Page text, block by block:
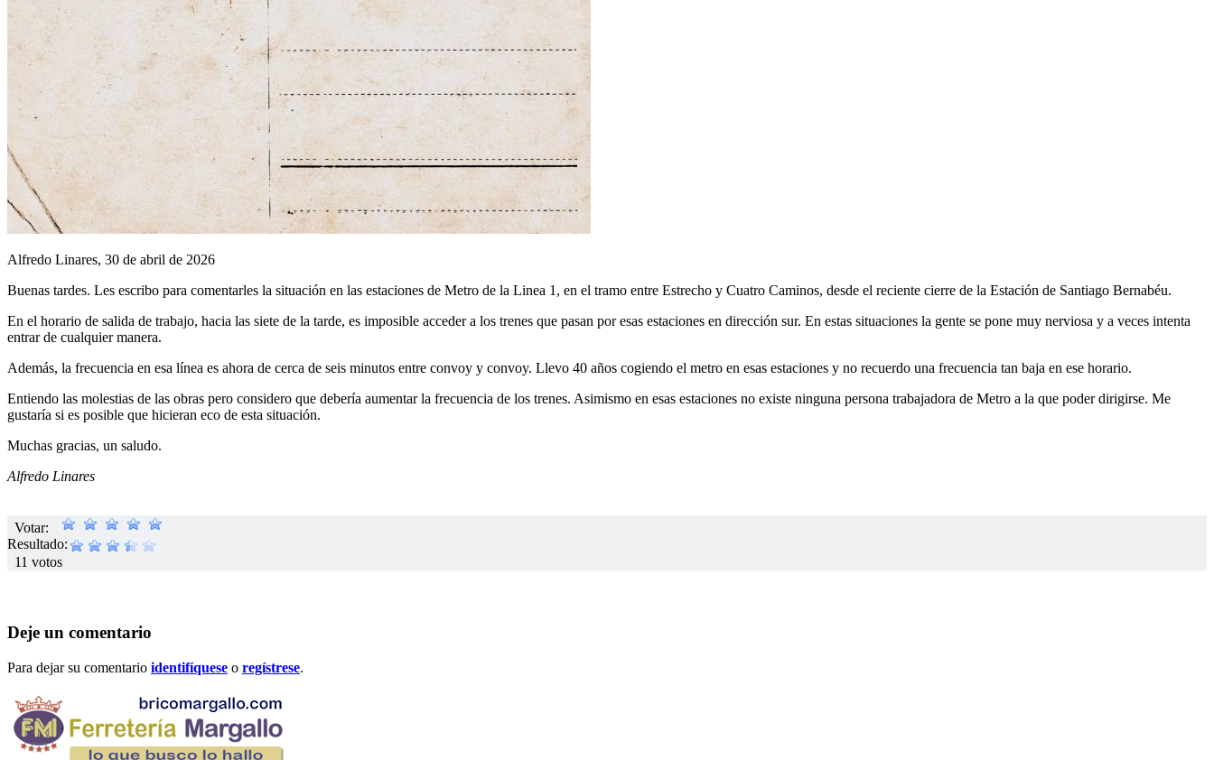
Alfredo Linares, 30 de abril de 2026
Buenas tardes. Les escribo para comentarles la situación en las estaciones de Metro de la Linea 1, en el tramo entre Estrecho y Cuatro Caminos, desde el reciente cierre de la Estación de Santiago Bernabéu.
En el horario de salida de trabajo, hacia las siete de la tarde, es imposible acceder a los trenes que pasan por esas estaciones en dirección sur. En estas situaciones la gente se pone muy nerviosa y a veces intenta
entrar de cualquier manera.
Además, la frecuencia en esa línea es ahora de cerca de seis minutos entre convoy y convoy. Llevo 40 años cogiendo el metro en esas estaciones y no recuerdo una frecuencia tan baja en ese horario.
Entiendo las molestias de las obras pero considero que debería aumentar la frecuencia de los trenes. Asimismo en esas estaciones no existe ninguna persona trabajadora de Metro a la que poder dirigirse. Me
gustaría si es posible que hicieran eco de esta situación.
Muchas gracias, un saludo.
Alfredo Linares
Votar:
Resultado:
11 votos
Deje un comentario
Para dejar su comentario identifíquese o regístrese.